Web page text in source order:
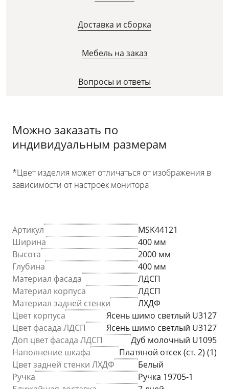
Доставка и сборка
Мебель на заказ
Вопросы и ответы
Можно заказать по
индивидуальным размерам
*Цвет изделия может отличаться от изображения в
зависимости от настроек монитора
Артикул
MSK44121
Ширина
400 мм
Высота
2000 мм
Глубина
400 мм
Материал фасада
ЛДСП
Материал корпуса
ЛДСП
Материал задней стенки
ЛХДФ
Цвет корпуса
Ясень шимо светлый U3127
Цвет фасада ЛДСП
Ясень шимо светлый U3127
Доп цвет фасада ЛДСП
Дуб молочный U1095
Наполнение шкафа
Платяной отсек (ст. 2) (1)
Цвет задней стенки ЛХДФ
Белый
Ручка
Ручка 19705-1